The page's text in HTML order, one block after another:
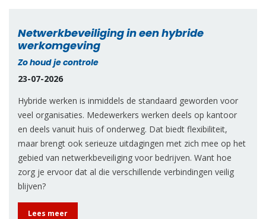
Netwerkbeveiliging in een hybride
werkomgeving
Zo houd je controle
23-07-2026
Hybride werken is inmiddels de standaard geworden voor
veel organisaties. Medewerkers werken deels op kantoor
en deels vanuit huis of onderweg. Dat biedt flexibiliteit,
maar brengt ook serieuze uitdagingen met zich mee op het
gebied van netwerkbeveiliging voor bedrijven. Want hoe
zorg je ervoor dat al die verschillende verbindingen veilig
blijven?
Lees meer